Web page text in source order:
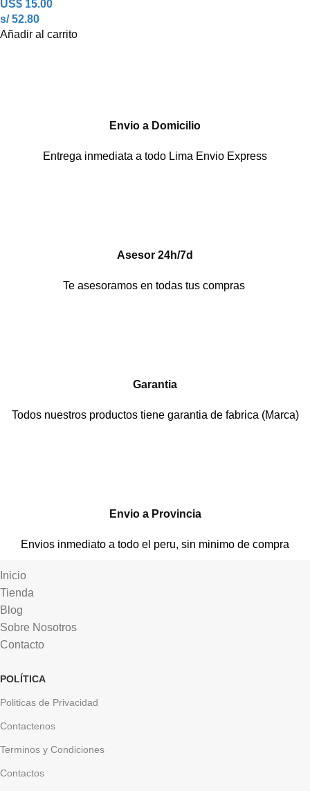
US$ 15.00
s/ 52.80
Añadir al carrito
Envio a Domicilio
Entrega inmediata a todo Lima Envio Express
Asesor 24h/7d
Te asesoramos en todas tus compras
Garantia
Todos nuestros productos tiene garantia de fabrica (Marca)
Envio a Provincia
Envios inmediato a todo el peru, sin minimo de compra
Inicio
Tienda
Blog
Sobre Nosotros
Contacto
POLÍTICA
Politicas de Privacidad
Contactenos
Terminos y Condiciones
Contactos